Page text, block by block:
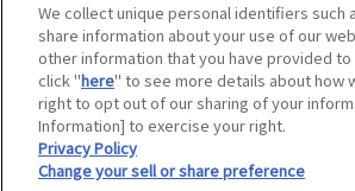
新規優待施設
海外で使える会員優待サービス
JAFプレミアムサービス
JAFライフサポート
JAF Mate
冊子JAF Mate・JAF PLUS
We collect unique personal identifiers such
share information about your use of our
other information that you have provided
click "here" to see more details about how
right to opt out of our sharing of your
Information] to exercise your right.
Privacy Policy
Change your sell or share preference